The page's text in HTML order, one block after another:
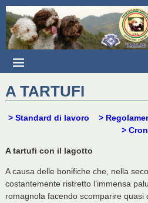
A TARTUFI
> Standard di lavoro
>
>
A tartufi con il lagotto
A causa delle bonifiche che, nella
costantemente ristretto l’immensa
romagnola facendo scomparire quasi